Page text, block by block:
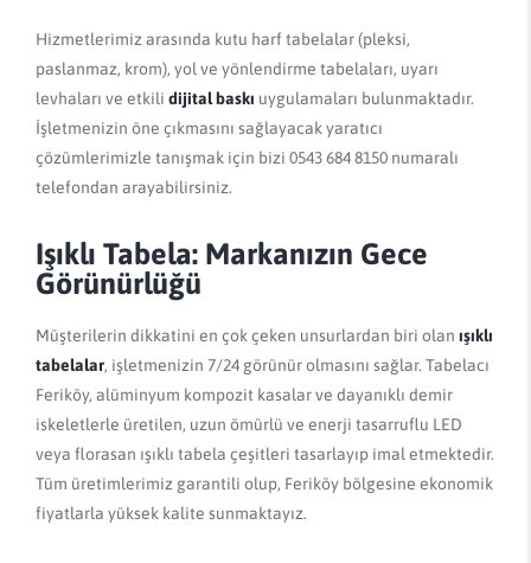
Hizmetlerimiz arasında kutu harf tabelalar (pleksi,
paslanmaz, krom), yol ve yönlendirme tabelaları, uyarı
levhaları ve etkili dijital baskı uygulamaları bulunmaktadır.
İşletmenizin öne çıkmasını sağlayacak yaratıcı
çözümlerimizle tanışmak için bizi 0543 684 8150 numaralı
telefondan arayabilirsiniz.
Işıklı Tabela: Markanızın Gece
Görünürlüğü
Müşterilerin dikkatini en çok çeken unsurlardan biri olan ışıklı
tabelalar, işletmenizin 7/24 görünür olmasını sağlar. Tabelacı
Feriköy, alüminyum kompozit kasalar ve dayanıklı demir
iskeletlerle üretilen, uzun ömürlü ve enerji tasarruflu LED
veya florasan ışıklı tabela çeşitleri tasarlayıp imal etmektedir.
Tüm üretimlerimiz garantili olup, Feriköy bölgesine ekonomik
fiyatlarla yüksek kalite sunmaktayız.